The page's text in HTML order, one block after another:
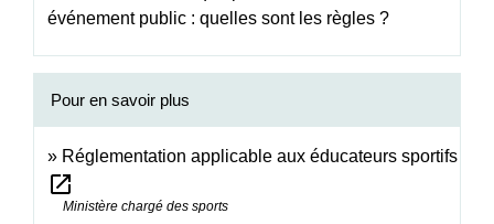
événement public : quelles sont les règles ?
Pour en savoir plus
Réglementation applicable aux éducateurs sportifs
open_in_new
Ministère chargé des sports